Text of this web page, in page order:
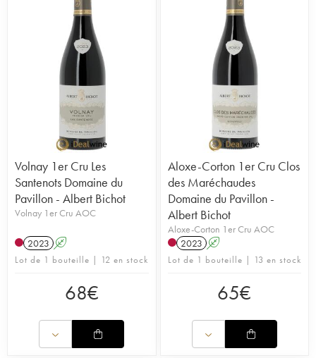
Volnay 1er Cru Les
Santenots Domaine du
Pavillon - Albert Bichot
Volnay 1er Cru AOC
2023 A
Lot de 1 bouteille | 12 en stock
68€
Aloxe-Corton 1er Cru Clos
des Maréchaudes
Domaine du Pavillon -
Albert Bichot
Aloxe-Corton 1er Cru AOC
2023 A
Lot de 1 bouteille | 13 en stock
65€